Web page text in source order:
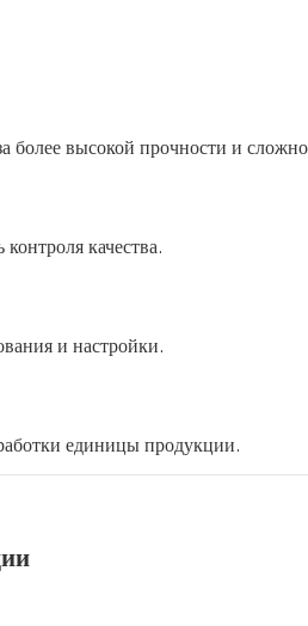
высокой прочности и
качества.
и настройки.
единицы продукции.